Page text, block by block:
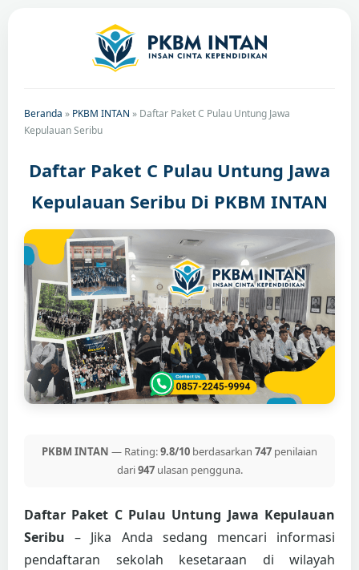
Beranda » PKBM INTAN » Daftar Paket C Pulau Untung Jawa
Kepulauan Seribu
Daftar Paket C Pulau Untung Jawa
Kepulauan Seribu Di PKBM INTAN
PKBM INTAN — Rating:9.8/10 berdasarkan 747 penilaian
dari947ulasan pengguna.
Daftar Paket C Pulau Untung Jawa Kepulauan
Seribu – Jika Anda sedang mencari informasi
pendaftaran sekolah kesetaraan di wilayah